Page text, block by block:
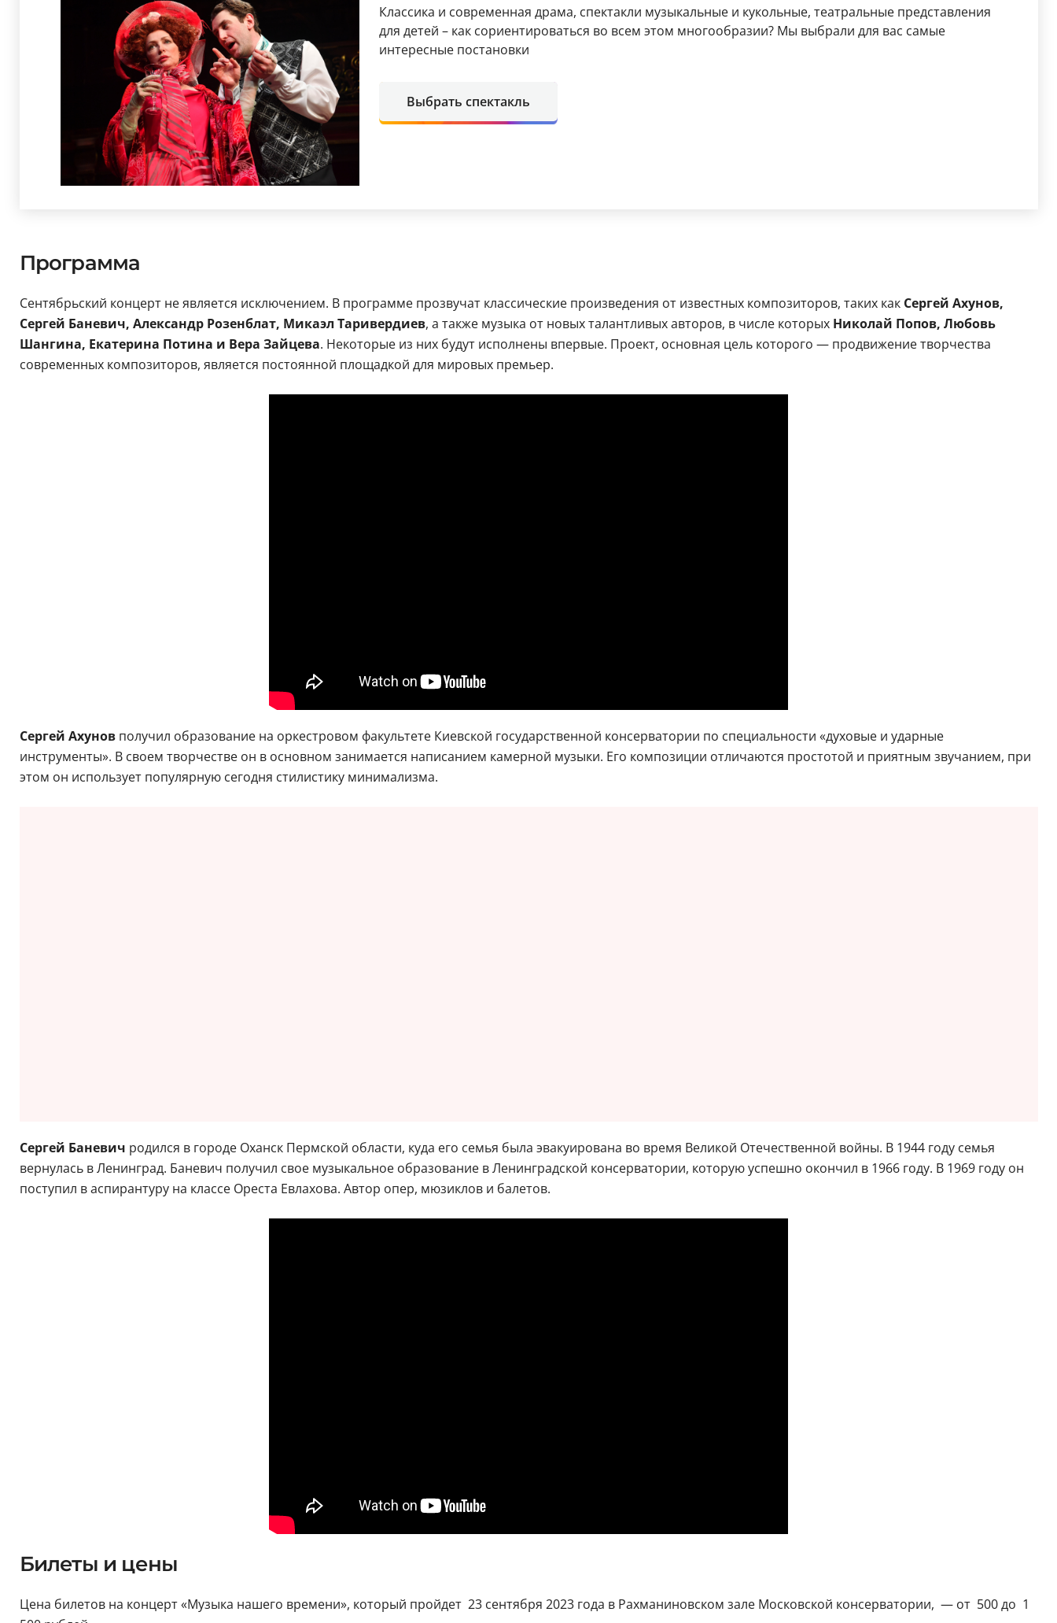
Классика и современная драма, спектакли музыкальные и кукольные, театральные представления
для детей – как сориентироваться во всем этом многообразии? Мы выбрали для вас самые
интересные постановки
Выбрать спектакль
Программа
Сентябрьский концерт не является исключением. В программе прозвучат классические произведения от известных композиторов, таких как Сергей Ахунов,
Сергей Баневич, Александр Розенблат, Микаэл Таривердиев, а также музыка от новых талантливых авторов, в числе которых Николай Попов, Любовь
Шангина, Екатерина Потина и Вера Зайцева. Некоторые из них будут исполнены впервые. Проект, основная цель которого — продвижение творчества
современных композиторов, является постоянной площадкой для мировых премьер.
Сергей Ахуновполучил образование на оркестровом факультете Киевской государственной консерватории по специальности «духовые и ударные
инструменты». В своем творчестве он в основном занимается написанием камерной музыки. Его композиции отличаются простотой и приятным звучанием, при
этом он использует популярную сегодня стилистику минимализма.
Сергей Баневич родился в городе Оханск Пермской области, куда его семья была эвакуирована во время Великой Отечественной войны. В 1944 году семья
вернулась в Ленинград. Баневич получил свое музыкальное образование в Ленинградской консерватории, которую успешно окончил в 1966 году. В 1969 году он
поступил в аспирантуру на классе Ореста Евлахова. Автор опер, мюзиклов и балетов.
Билеты и цены
Цена билетов на концерт «Музыка нашего времени», который пройдет 23 сентября 2023 года в Рахманиновском зале Московской консерватории, — от 500 до 1